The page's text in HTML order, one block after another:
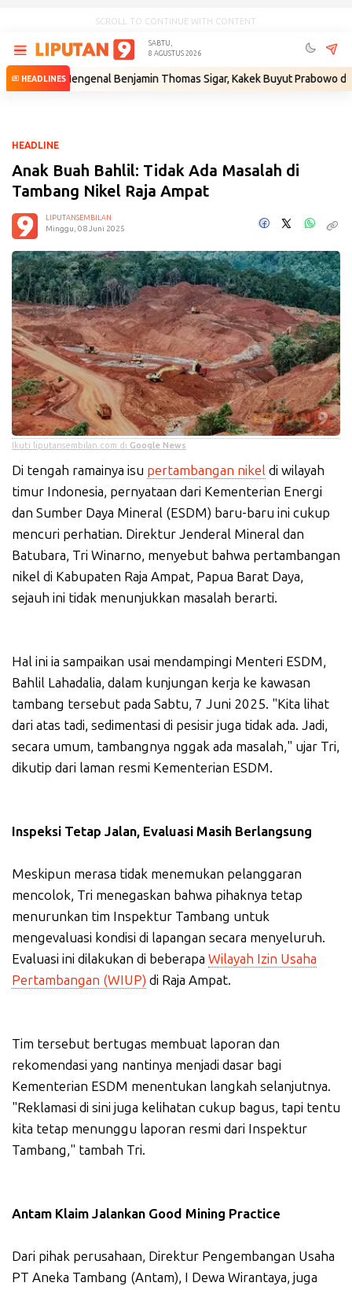
SCROLL TO CONTINUE WITH CONTENT
SABTU,
8 AGUSTUS 2026
HEADLINES
Mengenal Benjamin Thomas Sigar, Kakek Buyut Prabowo dari Minahasa
HEADLINE
Anak Buah Bahlil: Tidak Ada Masalah di
Tambang Nikel Raja Ampat
LIPUTANSEMBILAN
Minggu, 08 Juni 2025
Ikuti liputansembilan.com di Google News
Di tengah ramainya isu pertambangan nikel di wilayah
timur Indonesia, pernyataan dari Kementerian Energi
dan Sumber Daya Mineral (ESDM) baru-baru ini cukup
mencuri perhatian. Direktur Jenderal Mineral dan
Batubara, Tri Winarno, menyebut bahwa pertambangan
nikel di Kabupaten Raja Ampat, Papua Barat Daya,
sejauh ini tidak menunjukkan masalah berarti.
Hal ini ia sampaikan usai mendampingi Menteri ESDM,
Bahlil Lahadalia, dalam kunjungan kerja ke kawasan
tambang tersebut pada Sabtu, 7 Juni 2025. "Kita lihat
dari atas tadi, sedimentasi di pesisir juga tidak ada. Jadi,
secara umum, tambangnya nggak ada masalah," ujar Tri,
dikutip dari laman resmi Kementerian ESDM.
Inspeksi Tetap Jalan, Evaluasi Masih Berlangsung
Meskipun merasa tidak menemukan pelanggaran
mencolok, Tri menegaskan bahwa pihaknya tetap
menurunkan tim Inspektur Tambang untuk
mengevaluasi kondisi di lapangan secara menyeluruh.
Evaluasi ini dilakukan di beberapa Wilayah Izin Usaha
Pertambangan (WIUP) di Raja Ampat.
Tim tersebut bertugas membuat laporan dan
rekomendasi yang nantinya menjadi dasar bagi
Kementerian ESDM menentukan langkah selanjutnya.
"Reklamasi di sini juga kelihatan cukup bagus, tapi tentu
kita tetap menunggu laporan resmi dari Inspektur
Tambang," tambah Tri.
Antam Klaim Jalankan Good Mining Practice
Dari pihak perusahaan, Direktur Pengembangan Usaha
PT Aneka Tambang (Antam), I Dewa Wirantaya, juga